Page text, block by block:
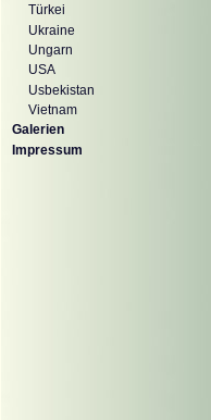
Türkei
Ukraine
Ungarn
USA
Usbekistan
Vietnam
Galerien
Impressum